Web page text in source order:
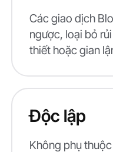
Các giao dịch
ngược, loại bỏ
thiết hoặc gian
Độc lập
Không phụ